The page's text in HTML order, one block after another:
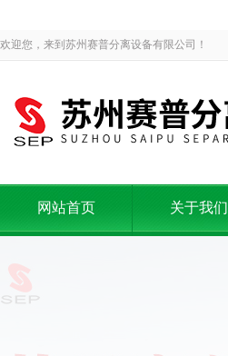
欢迎您，来到苏州赛普分离设备有限公司！
网站首页 关于我们